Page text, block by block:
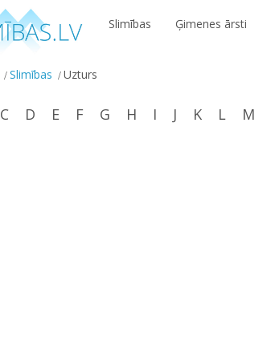
Slimības Ģimenes ārsti
Slimības Uzturs
C D E F G H I J K L M